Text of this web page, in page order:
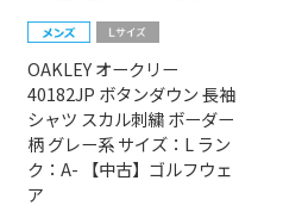
OAKLEY オークリー
40182JP ボタンダウン 長袖
シャツ スカル刺繍 ボーダー
柄 グレー系 サイズ：L ラン
ク：A- 【中古】ゴルフウェ
ア